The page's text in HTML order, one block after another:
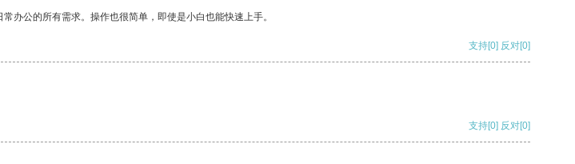
办公的所有需求。操作也很简单，即使是小白也能快速上手。
支持[0] 反对[0]
支持[0] 反对[0]